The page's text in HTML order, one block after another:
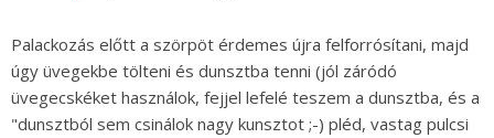
Palackozás előtt a szörpöt érdemes újra felforrósítani, majd
úgy üvegekbe tölteni és dunsztba tenni (jól záródó
üvegecskéket használok, fejjel lefelé teszem a dunsztba, és a
"dunsztból sem csinálok nagy kunsztot ;-) pléd, vastag pulcsi